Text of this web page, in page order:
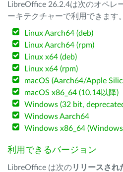
LibreOffice 26.2.4は次のオペレ
ーキテクチャーで利用できます。
Linux Aarch64 (deb)
Linux Aarch64 (rpm)
Linux x64 (deb)
Linux x64 (rpm)
macOS (Aarch64/Apple
macOS x86_64 (10.14以降)
Windows (32 bit,
Windows Aarch64
Windows x86_64
利用できるバージョン
LibreOffice は次のリリースされ